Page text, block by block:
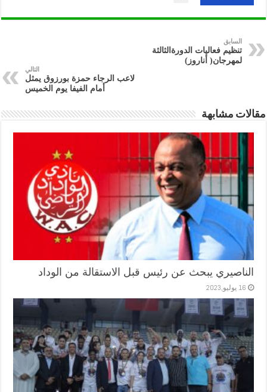
السابق
تنظيم فعاليات الدورةالثالثة
لمهرجان( أناروز)
التالي
لاعب الرجاء حمزة بورزوق يمثل
أمام الفيفا يوم الخميس
مقالات مشابهة
الناصيري يبحث عن رئيس قبل الاستقالة من الوداد
16 يوليو,2023